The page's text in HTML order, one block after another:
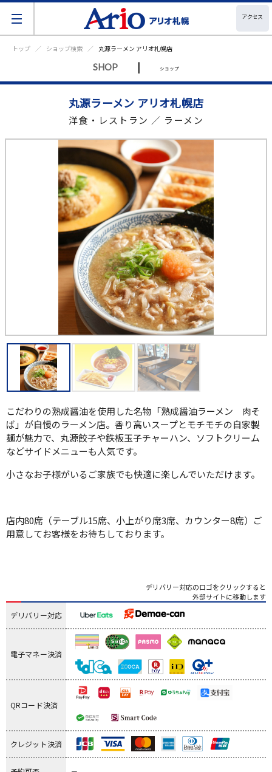
アクセス
トップ ショップ検索 丸源ラーメン アリオ札幌店
SHOP | ショップ
丸源ラーメン アリオ札幌店
洋食・レストラン ／ ラーメン
こだわりの熟成醤油を使用した名物「熟成醤油ラーメン 肉そ
ば」が自慢のラーメン店。香り高いスープとモチモチの自家製
麺が魅力で、丸源餃子や鉄板玉子チャーハン、ソフトクリーム
などサイドメニューも人気です。
小さなお子様がいるご家族でも快適に楽しんでいただけます。
店内80席（テーブル15席、小上がり席3席、カウンター8席）ご
用意してお客様をお待ちしております。
デリバリー対応のロゴをクリックすると
外部サイトに移動します
デリバリー対応
電子マネー決済
QRコード決済
クレジット決済